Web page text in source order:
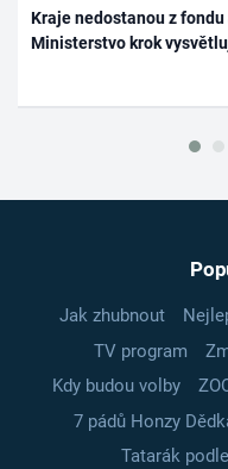
Kraje nedostanou z
Ministerstvo krok
Jak zhubnout
TV program
Kdy budou volby
7 pádů Honzy
Tatarák